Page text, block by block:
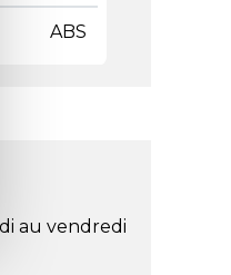
ABS
au vendredi